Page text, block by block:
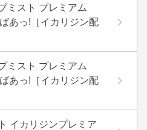
ミスト プレミアム
あっ!［イカリジン配
ミスト プレミアム
あっ!［イカリジン配
イカリジンプレミア